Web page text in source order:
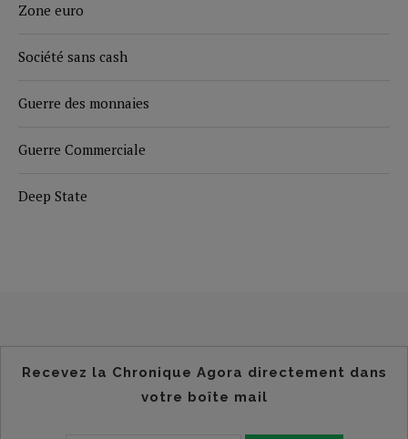
Zone euro
Société sans cash
Guerre des monnaies
Guerre Commerciale
Deep State
Recevez la Chronique Agora directement dans
votre boîte mail